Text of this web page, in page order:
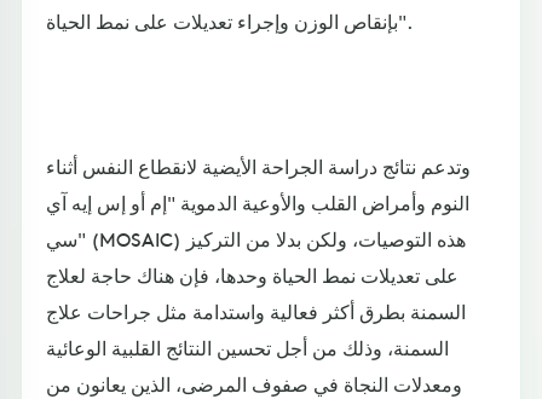
بإنقاص الوزن وإجراء تعديلات على نمط الحياة".
وتدعم نتائج دراسة الجراحة الأيضية لانقطاع النفس أثناء
النوم وأمراض القلب والأوعية الدموية "إم أو إس إيه آي
سي" (MOSAIC) هذه التوصيات، ولكن بدلا من التركيز
على تعديلات نمط الحياة وحدها، فإن هناك حاجة لعلاج
السمنة بطرق أكثر فعالية واستدامة مثل جراحات علاج
السمنة، وذلك من أجل تحسين النتائج القلبية الوعائية
ومعدلات النجاة في صفوف المرضى، الذين يعانون من